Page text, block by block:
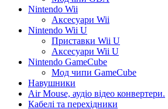
Nintendo Wii
Аксесуари Wii
Nintendo Wii U
Приставки Wii U
Аксесуари Wii U
Nintendo GameCube
Мод чипи GameCube
Навушники
Air Mouse, аудіо відео конвертери.
Кабелі та перехідники